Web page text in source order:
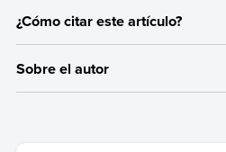
¿Cómo citar este artículo?
dar crédito a los autores
plagio. Además, permite a los
Sobre el autor